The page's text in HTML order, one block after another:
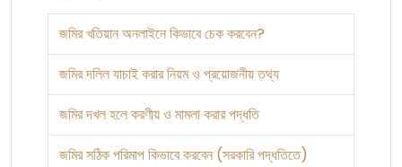
জমির খতিয়ান অনলাইনে কিভাবে চেক করবেন?
জমির দলিল যাচাই করার নিয়ম ও প্রয়োজনীয় তথ্য
জমির দখল হলে করণীয় ও মামলা করার পদ্ধতি
জমির সঠিক পরিমাপ কিভাবে করবেন (সরকারি পদ্ধতিতে)